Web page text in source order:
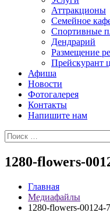
Аттракционы
Семейное
Спортивные
Дендрарий
Размещение
Прейскурант
Афиша
Новости
Фотогалерея
Контакты
Напишите нам
Искать:
1280-flowers-
Главная
Медиафайлы
1280-flowers-00124-